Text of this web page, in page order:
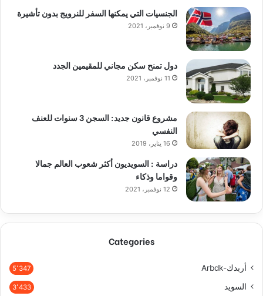
الجنسيات التي يمكنها السفر للنرويج بدون تأشيرة
9 نوفمبر، 2021
دول تمنح سكن مجاني للمقيمين الجدد
11 نوفمبر، 2021
مشروع قانون جديد: السجن 3 سنوات للعنف
النفسي
16 يناير، 2019
دراسة : السويديون أكثر شعوب العالم جمالا
وقواما وذكاء
12 نوفمبر، 2021
Categories
أربدك-Arbdk 5٬347
السويد 3٬433